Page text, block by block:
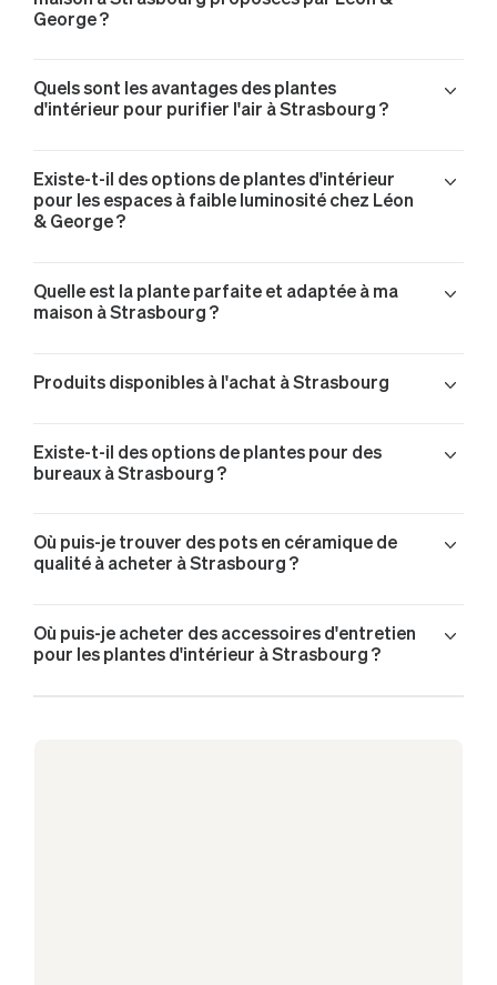
George ?
Quels sont les avantages des plantes
d'intérieur pour purifier l'air à Strasbourg ?
Existe-t-il des options de plantes d'intérieur
pour les espaces à faible luminosité chez Léon
& George ?
Quelle est la plante parfaite et adaptée à ma
maison à Strasbourg ?
Produits disponibles à l'achat à Strasbourg
Joyau de Zanzibar livré à Strasbourg
Joyau de Zanzibar livré à Strasbourg
Pothos Cascade livré à Strasbourg
Pothos Cascade livré à Strasbourg
Ficus Elastica Abidjan livré à Strasbourg
Existe-t-il des options de plantes pour des
bureaux à Strasbourg ?
Où puis-je trouver des pots en céramique de
qualité à acheter à Strasbourg ?
Où puis-je acheter des accessoires d'entretien
pour les plantes d'intérieur à Strasbourg ?